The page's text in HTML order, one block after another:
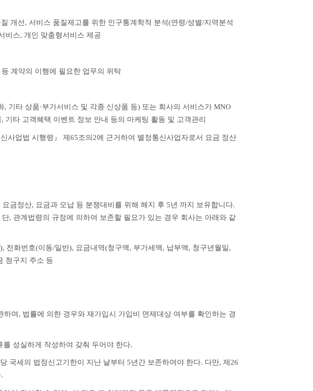
개선, 서비스 품질제고를 위한 인구통계학적 분석(연령/성별/지역분석
비스, 개인 맞춤형서비스 제공
계약의 이행에 필요한 업무의 위탁
타 상품·부가서비스 및 각종 신상품 등) 또는 회사의 서비스가 MNO
타 고객혜택 이벤트 정보 안내 등의 마케팅 활동 및 고객관리
업법 시행령』 제65조의2에 근거하여 별정통신사업자로서 요금 정산
금정산, 요금과 오납 등 분쟁대비를 위해 해지 후 5년 까지 보유합니다.
, 관계법령의 규정에 의하여 보존할 필요가 있는 경우 회사는 아래와 같
화번호(이동/일반), 요금내역(청구액, 부가세액, 납부액, 청구년월일,
청구지 주소 등
며, 법률에 의한 경우와 재가입시 가입비 면제대상 여부를 확인하는 경
성실하게 작성하여 갖춰 두어야 한다.
국세의 법정신고기한이 지난 날부터 5년간 보존하여야 한다. 다만, 제26